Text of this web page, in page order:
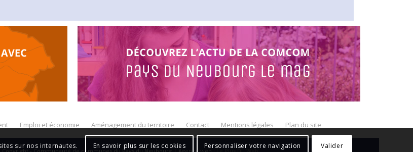
Emploi et économie Aménagement du territoire Contact Mentions légales Plan du site
sur nos internautes. En savoir plus sur les cookies Personnaliser votre navigation Valider